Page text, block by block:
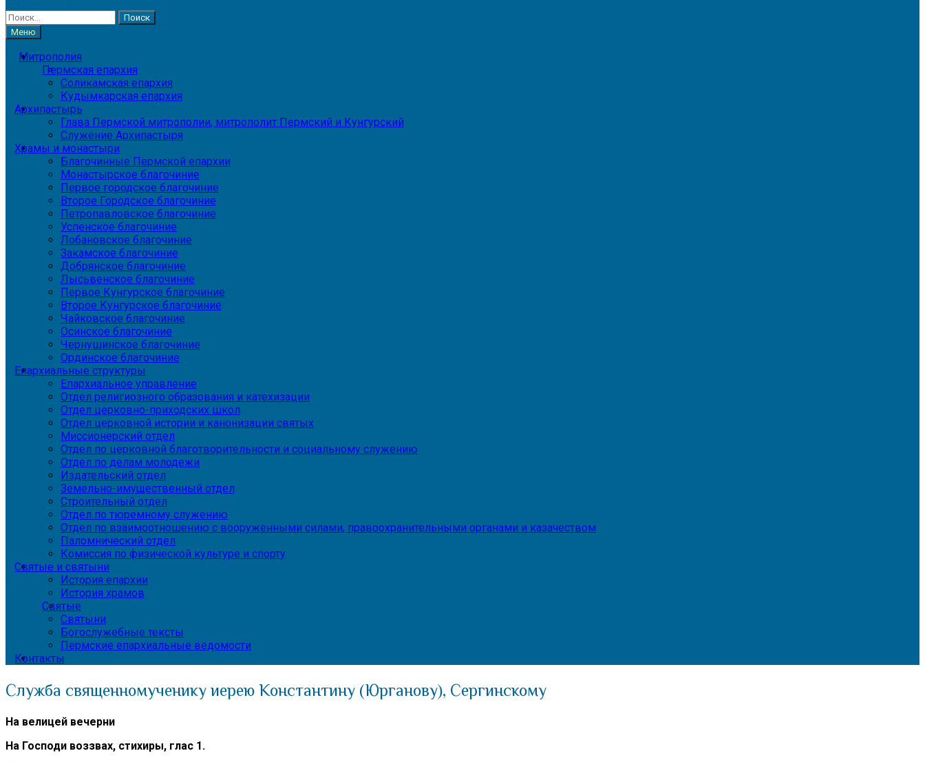
Найти:
Меню
Митрополия
Пермская епархия
Соликамская епархия
Кудымкарская епархия
Архипастырь
Глава Пермской митрополии, митрополит Пермский и Кунгурский
Служение Архипастыря
Храмы и монастыри
Благочинные Пермской епархии
Монастырское благочиние
Первое городское благочиние
Второе Городское благочиние
Петропавловское благочиние
Успенское благочиние
Лобановское благочиние
Закамское благочиние
Добрянское благочиние
Лысьвенское благочиние
Первое Кунгурское благочиние
Второе Кунгурское благочиние
Чайковское благочиние
Осинское благочиние
Чернушинское благочиние
Ординское благочиние
Епархиальные структуры
Епархиальное управление
Отдел религиозного образования и катехизации
Отдел церковно-приходских школ
Отдел церковной истории и канонизации святых
Миссионерский отдел
Отдел по церковной благотворительности и социальному служению
Отдел по делам молодежи
Издательский отдел
Земельно-имущественный отдел
Строительный отдел
Отдел по тюремному служению
Отдел по взаимоотношению с вооруженными силами, правоохранительными органами и казачеством
Паломнический отдел
Комиссия по физической культуре и спорту
Святые и святыни
История епархии
История храмов
Святые
Святыни
Богослужебные тексты
Пермские епархиальные ведомости
Контакты
Служба священномученику иерею Константину (Юрганову), Сергинскому
На велицей вечерни
На Господи воззвах, стихиры, глас 1.